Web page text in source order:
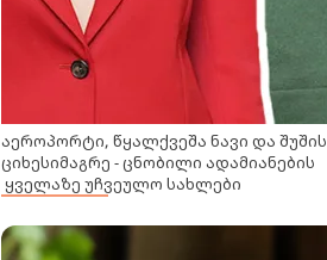
აეროპორტი, წყალქვეშა ნავი და შუშის
ციხესიმაგრე - ცნობილი ადამიანების
ყველაზე უჩვეულო სახლები